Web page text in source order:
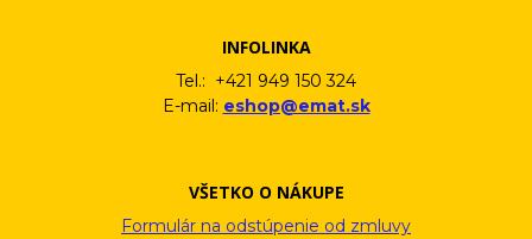
INFOLINKA
Tel.: +421 949 150 324
E-mail: eshop@emat.sk
VŠETKO O NÁKUPE
Formulár na odstúpenie od zmluvy